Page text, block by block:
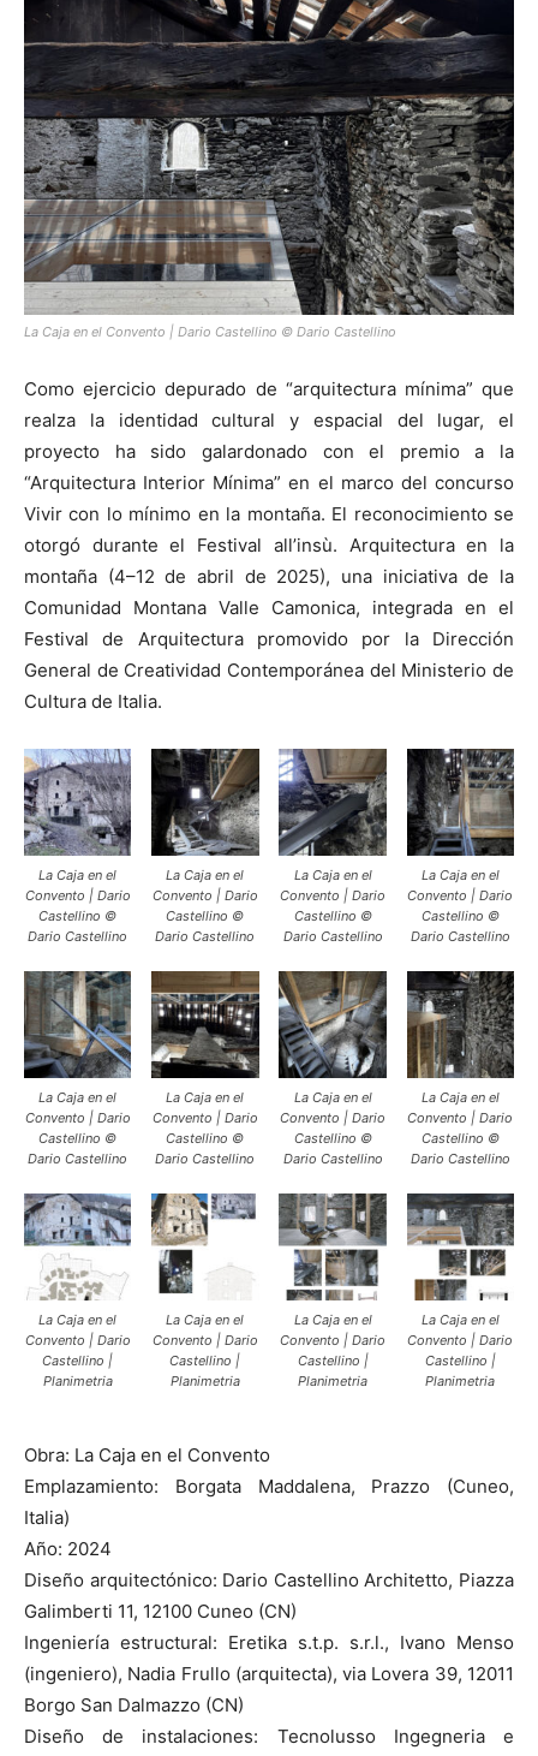
La Caja en el Convento | Dario Castellino © Dario Castellino
Como ejercicio depurado de “arquitectura mínima” que
realza la identidad cultural y espacial del lugar, el
proyecto ha sido galardonado con el premio a la
“Arquitectura Interior Mínima” en el marco del concurso
Vivir con lo mínimo en la montaña. El reconocimiento se
otorgó durante el Festival all’insù. Arquitectura en la
montaña (4–12 de abril de 2025), una iniciativa de la
Comunidad Montana Valle Camonica, integrada en el
Festival de Arquitectura promovido por la Dirección
General de Creatividad Contemporánea del Ministerio de
Cultura de Italia.
La Caja en el
Convento | Dario
Castellino ©
Dario Castellino
La Caja en el
Convento | Dario
Castellino ©
Dario Castellino
La Caja en el
Convento | Dario
Castellino ©
Dario Castellino
La Caja en el
Convento | Dario
Castellino ©
Dario Castellino
La Caja en el
Convento | Dario
Castellino ©
Dario Castellino
La Caja en el
Convento | Dario
Castellino ©
Dario Castellino
La Caja en el
Convento | Dario
Castellino ©
Dario Castellino
La Caja en el
Convento | Dario
Castellino ©
Dario Castellino
La Caja en el
Convento | Dario
Castellino |
Planimetria
La Caja en el
Convento | Dario
Castellino |
Planimetria
La Caja en el
Convento | Dario
Castellino |
Planimetria
La Caja en el
Convento | Dario
Castellino |
Planimetria
Obra: La Caja en el Convento
Emplazamiento: Borgata Maddalena, Prazzo (Cuneo,
Italia)
Año: 2024
Diseño arquitectónico: Dario Castellino Architetto, Piazza
Galimberti 11, 12100 Cuneo (CN)
Ingeniería estructural: Eretika s.t.p. s.r.l., Ivano Menso
(ingeniero), Nadia Frullo (arquitecta), via Lovera 39, 12011
Borgo San Dalmazzo (CN)
Diseño de instalaciones: Tecnolusso Ingegneria e